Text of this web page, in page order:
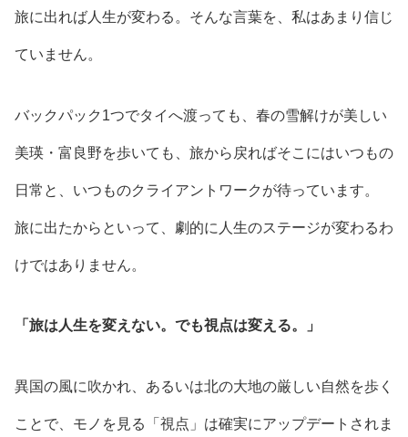
旅に出れば人生が変わる。そんな言葉を、私はあまり信じ
ていません。
バックパック1つでタイへ渡っても、春の雪解けが美しい
美瑛・富良野を歩いても、旅から戻ればそこにはいつもの
日常と、いつものクライアントワークが待っています。
旅に出たからといって、劇的に人生のステージが変わるわ
けではありません。
「旅は人生を変えない。でも視点は変える。」
異国の風に吹かれ、あるいは北の大地の厳しい自然を歩く
ことで、モノを見る「視点」は確実にアップデートされま